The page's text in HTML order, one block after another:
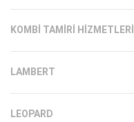
KOMBI TAMIRI HIZMETLERI
LAMBERT
LEOPARD